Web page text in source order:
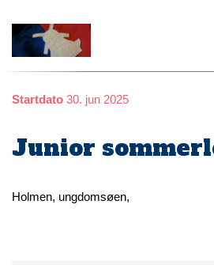
hovedindhold
Main
navigation
Startdato 30. jun 2025
Junior
Holmen, ungdomsøen,